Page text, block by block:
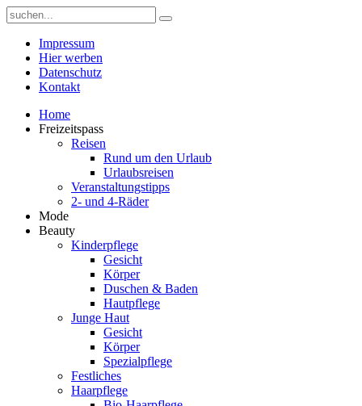
Impressum
Hier werben
Datenschutz
Kontakt
Home
Freizeitspass
Reisen
Rund um den Urlaub
Urlaubsreisen
Veranstaltungstipps
2- und 4-Räder
Mode
Beauty
Kinderpflege
Gesicht
Körper
Duschen & Baden
Hautpflege
Junge Haut
Gesicht
Körper
Spezialpflege
Festliches
Haarpflege